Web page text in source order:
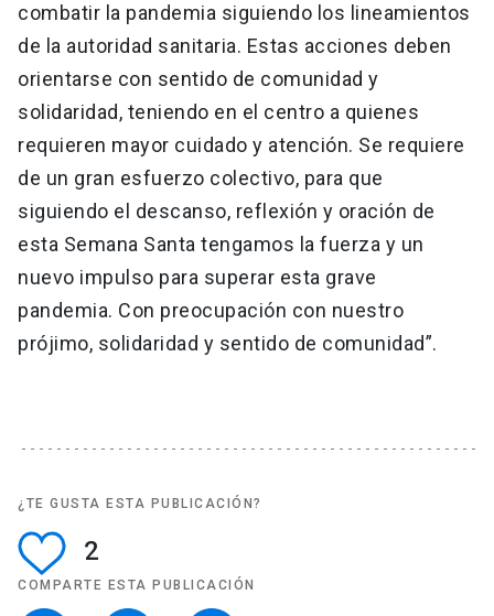
combatir la pandemia siguiendo los lineamientos
de la autoridad sanitaria. Estas acciones deben
orientarse con sentido de comunidad y
solidaridad, teniendo en el centro a quienes
requieren mayor cuidado y atención. Se requiere
de un gran esfuerzo colectivo, para que
siguiendo el descanso, reflexión y oración de
esta Semana Santa tengamos la fuerza y un
nuevo impulso para superar esta grave
pandemia. Con preocupación con nuestro
prójimo, solidaridad y sentido de comunidad”.
¿TE GUSTA ESTA PUBLICACIÓN?
2
COMPARTE ESTA PUBLICACIÓN